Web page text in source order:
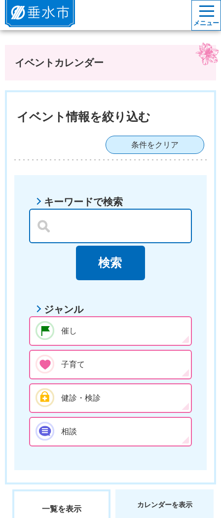
垂水市
メニュー
イベントカレンダー
イベント情報を絞り込む
条件をクリア
キーワードで検索
ジャンル
催し
子育て
健診・検診
相談
一覧を表示 カレンダーを表示